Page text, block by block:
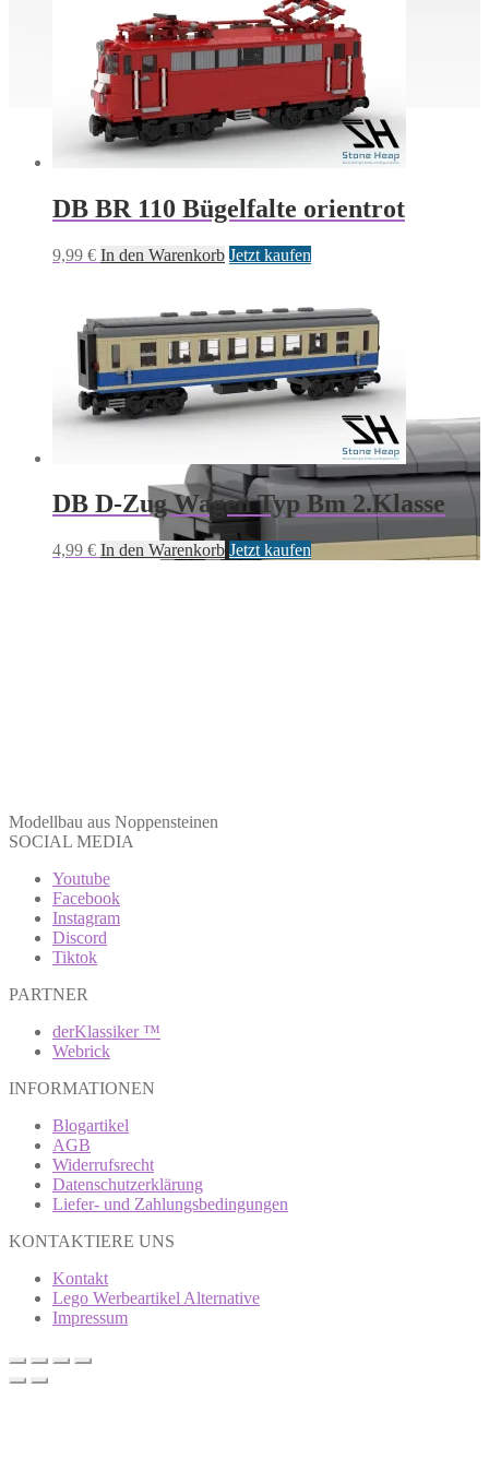
DB BR 110 Bügelfalte orientrot
9,99 € In den Warenkorb Jetzt kaufen
DB D-Zug Wagen Typ Bm 2.Klasse
4,99 € In den Warenkorb Jetzt kaufen
Modellbau aus Noppensteinen
SOCIAL MEDIA
Youtube
Facebook
Instagram
Discord
Tiktok
PARTNER
derKlassiker ™
Webrick
INFORMATIONEN
Blogartikel
AGB
Widerrufsrecht
Datenschutzerklärung
Liefer- und Zahlungsbedingungen
KONTAKTIERE UNS
Kontakt
Lego Werbeartikel Alternative
Impressum